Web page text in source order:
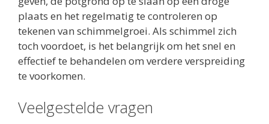
plaats en het regelmatig te controleren op
tekenen van schimmelgroei. Als schimmel zich
toch voordoet, is het belangrijk om het snel en
effectief te behandelen om verdere verspreiding
te voorkomen.
Veelgestelde vragen